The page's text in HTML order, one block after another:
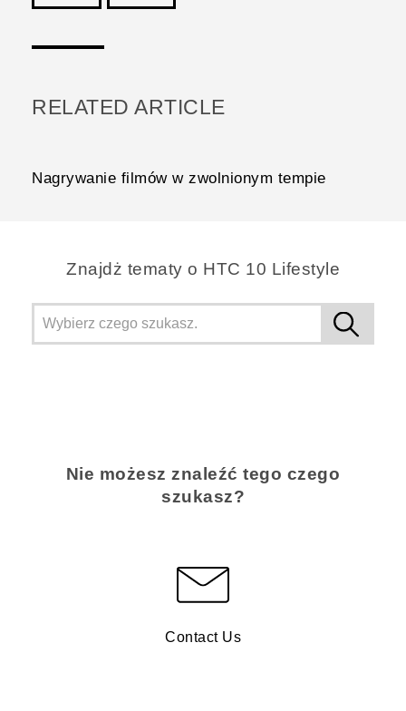
RELATED ARTICLE
Nagrywanie filmów w zwolnionym tempie
Znajdż tematy o HTC 10 Lifestyle
Nie możesz znaleźć tego czego
szukasz?
Contact Us